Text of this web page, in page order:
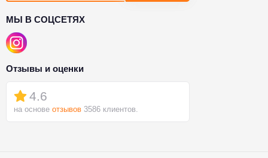
МЫ В СОЦСЕТЯХ
Отзывы и оценки
4.6
на основе отзывов 3586 клиентов.